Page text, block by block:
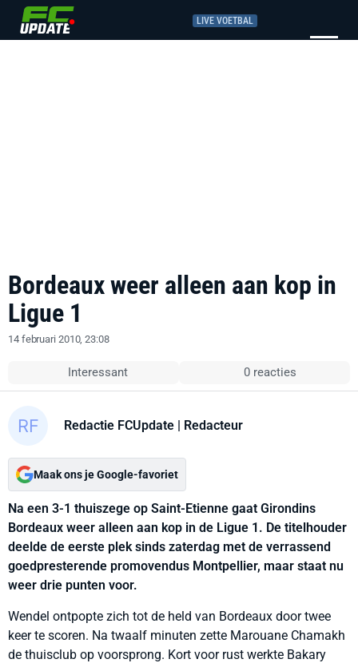
LIVE VOETBAL
Bordeaux weer alleen aan kop in
Ligue 1
14 februari 2010, 23:08
Interessant 0 reacties
Redactie FCUpdate | Redacteur
Maak ons je Google-favoriet
Na een 3-1 thuiszege op Saint-Etienne gaat Girondins
Bordeaux weer alleen aan kop in de Ligue 1. De titelhouder
deelde de eerste plek sinds zaterdag met de verrassend
goedpresterende promovendus Montpellier, maar staat nu
weer drie punten voor.
Wendel ontpopte zich tot de held van Bordeaux door twee
keer te scoren. Na twaalf minuten zette Marouane Chamakh
de thuisclub op voorsprong. Kort voor rust werkte Bakary